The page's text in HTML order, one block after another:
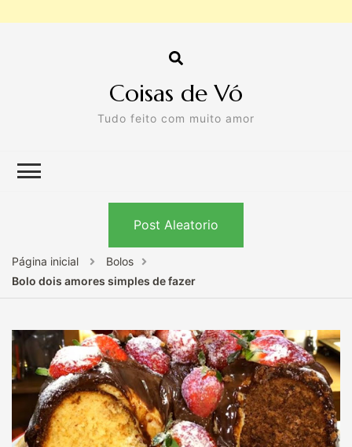
Coisas de Vó
Tudo feito com muito amor
Post Aleatorio
Página inicial
Bolos
Bolo dois amores simples de fazer